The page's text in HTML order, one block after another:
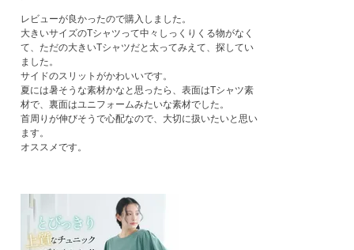
レビューが良かったので購入しました。
大きいサイズのTシャツって中々しっくりくる物がなく
て、ただの大きいTシャツだと太ってみえて、探してい
ました。
サイドのスリットがかわいいです。
夏には暑そうな素材かなと思ったら、表面はTシャツ素
材で、裏面はユニフォームみたいな素材でした。
首周りが伸びそうで心配なので、大切に扱いたいと思い
ます。
オススメです。